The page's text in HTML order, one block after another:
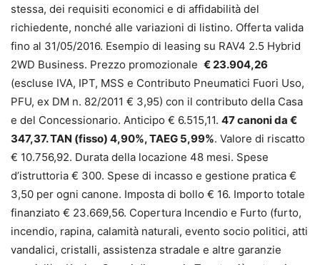
stessa, dei requisiti economici e di affidabilità del
richiedente, nonché alle variazioni di listino. Offerta valida
fino al 31/05/2016. Esempio di leasing su RAV4 2.5 Hybrid
2WD Business. Prezzo promozionale € 23.904,26
(escluse IVA, IPT, MSS e Contributo Pneumatici Fuori Uso,
PFU, ex DM n. 82/2011 € 3,95) con il contributo della Casa
e del Concessionario. Anticipo € 6.515,11. 47 canoni da €
347,37. TAN (fisso) 4,90%, TAEG 5,99%. Valore di riscatto
€ 10.756,92. Durata della locazione 48 mesi. Spese
d’istruttoria € 300. Spese di incasso e gestione pratica €
3,50 per ogni canone. Imposta di bollo € 16. Importo totale
finanziato € 23.669,56. Copertura Incendio e Furto (furto,
incendio, rapina, calamità naturali, evento socio politici, atti
vandalici, cristalli, assistenza stradale e altre garanzie